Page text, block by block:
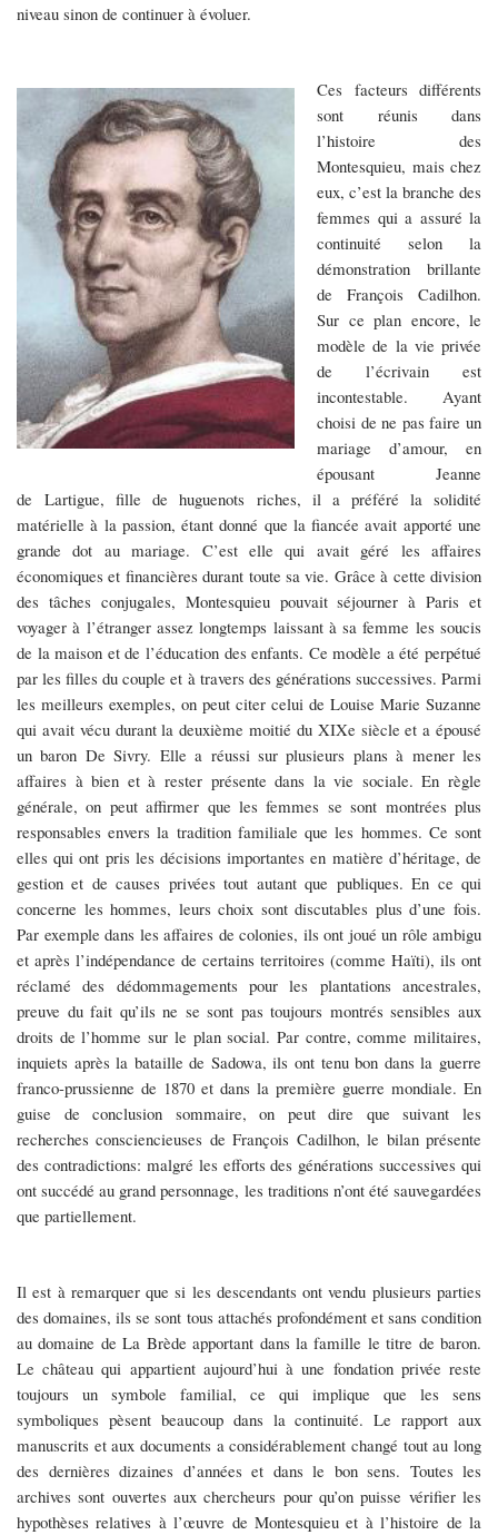
niveau sinon de continuer à évoluer.
Ces facteurs différents
sont réunis dans
l’histoire des
Montesquieu, mais chez
eux, c’est la branche des
femmes qui a assuré la
continuité selon la
démonstration brillante
de François Cadilhon.
Sur ce plan encore, le
modèle de la vie privée
de l’écrivain est
incontestable. Ayant
choisi de ne pas faire un
mariage d’amour, en
épousant Jeanne
de Lartigue, fille de huguenots riches, il a préféré la solidité
matérielleà la passion, étant donné que la fiancée avait apporté une
grande dot au mariage. C’est elle qui avait géré les affaires
économiques et financières durant toute sa vie. Grâce à cette division
des tâches conjugales, Montesquieu pouvait séjournerà Paris et
voyagerà l’étranger assez longtemps laissant àsa femme les soucis
de la maison et de l’éducation des enfants. Ce modèle a été perpétué
par les filles du couple et à travers des générations successives. Parmi
les meilleurs exemples, on peut citer celui de Louise Marie Suzanne
qui avait vécu durant la deuxième moitié du XIXe siècle et a épousé
un baron De Sivry. Elle a réussi sur plusieurs plans à mener les
affaires àbien et à rester présente dans la vie sociale. En règle
générale, on peut affirmer que les femmes se sont montrées plus
responsables envers la tradition familiale que les hommes. Ce sont
elles qui ont pris les décisions importantes en matière d’héritage, de
gestion et de causes privées tout autant que publiques. En ce qui
concerne les hommes, leurs choix sont discutables plus d’une fois.
Par exemple dans les affaires de colonies, ils ont joué un rôle ambigu
et après l’indépendance de certains territoires (comme Haïti), ils ont
réclamé des dédommagements pour les plantations ancestrales,
preuve du fait qu’ils ne se sont pas toujours montrés sensibles aux
droits de l’homme sur le plan social. Par contre, comme militaires,
inquiets après la bataille de Sadowa, ils ont tenu bon dans la guerre
franco-prussienne de 1870 et dans la première guerre mondiale. En
guise de conclusion sommaire, on peut dire que suivant les
recherches consciencieuses de François Cadilhon, le bilan présente
des contradictions: malgré les efforts des générations successives qui
ont succédé au grand personnage, les traditions n’ont été sauvegardées
que partiellement.
Il est àremarquer que si les descendants ont vendu plusieurs parties
des domaines, ils se sont tous attachés profondément et sans condition
au domaine de La Brède apportant dans la famille le titre de baron.
Le château qui appartient aujourd’hui à une fondation privée reste
toujours un symbole familial, ce qui implique que les sens
symboliques pèsent beaucoup dans la continuité. Le rapport aux
manuscrits et aux documents a considérablement changé tout au long
des dernières dizaines d’années et dans le bon sens. Toutes les
archives sont ouvertes aux chercheurs pour qu’on puisse vérifier les
hypothèses relatives àl’œuvre de Montesquieu et àl’histoire de la